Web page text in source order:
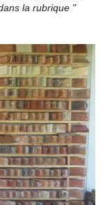
la rubrique "